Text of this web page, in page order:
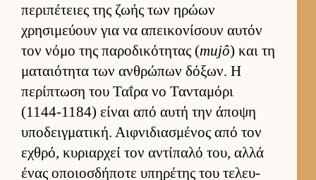
περιπέτειες της ζωής των ηρώων
χρησιμεύ­ουν για να απει­κονίσουν αυ­τόν
τον νόμο της παροδικότητας (mujô) και τη
ματαιότητα των αν­θρώπων δόξων. Η
περίπτωση του Ταΐρα νο Τανταμόρι
(1144-1184) εί­ναι από αυτή την άποψη
υποδειγ­ματική. Αιφ­νιδια­σμένος από τον
εχθρό, κυριαρ­χεί τον αντίπαλό του, αλλά
ένας οποιοσ­δήποτε υπηρέτης του τελευ­